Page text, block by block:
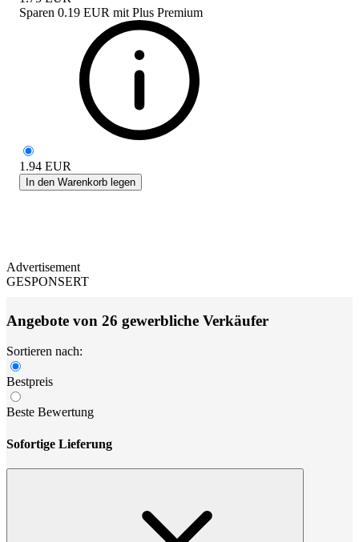
Sparen 0.19 EUR mit Plus Premium
1.94 EUR
In den Warenkorb legen
Advertisement
GESPONSERT
Angebote von 26 gewerbliche Verkäufer
Sortieren nach:
Bestpreis
Beste Bewertung
Sofortige Lieferung